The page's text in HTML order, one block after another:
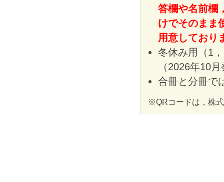
答欄や名前欄
けでそのまま
用意しており
冬休み用（1
（2026年10
合冊と分冊で
※QRコードは，株